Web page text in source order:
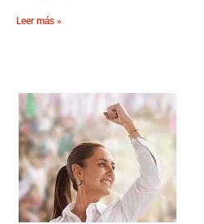
Leer más »